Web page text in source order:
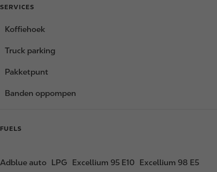
SERVICES
Koffiehoek
Truck parking
Pakketpunt
Banden oppompen
FUELS
Adblue auto LPG Excellium 95 E10 Excellium 98 E5